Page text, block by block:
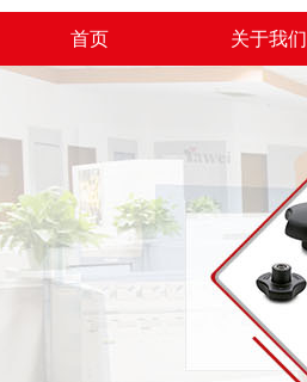
首页 关于我们